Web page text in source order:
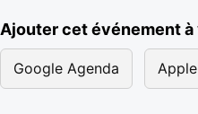
Ajouter cet événement à
Google Agenda